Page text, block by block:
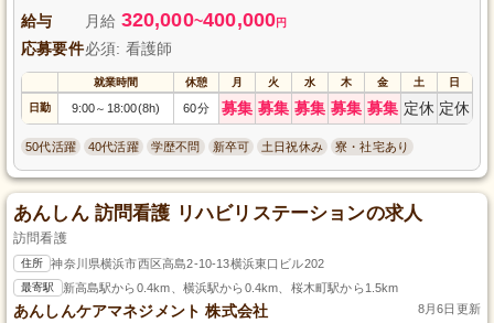
給与 月給 320,000~400,000円
応募要件必須: 看護師
就業時間 休憩 月 火 水 木 金 土 日
日勤 9:00～ 18:00(8h) 60分 募集 募集 募集 募集 募集 定休 定休
50代活躍 40代活躍 学歴不問 新卒可 土日祝休み 寮・社宅あり
あんしん 訪問看護 リハビリステーションの求人
訪問看護
住所 神奈川県横浜市西区高島2-10-13横浜東口ビル202
最寄駅 新高島駅から0.4km、横浜駅から0.4km、桜木町駅から1.5km
あんしんケアマネジメント 株式会社 8月6日更新